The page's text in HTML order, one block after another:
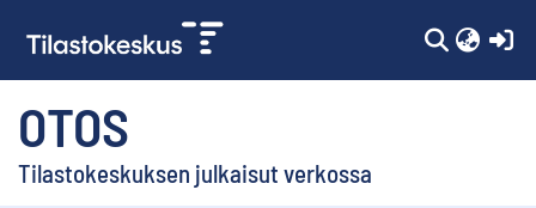
OTOS
Tilastokeskuksen julkaisut verkossa